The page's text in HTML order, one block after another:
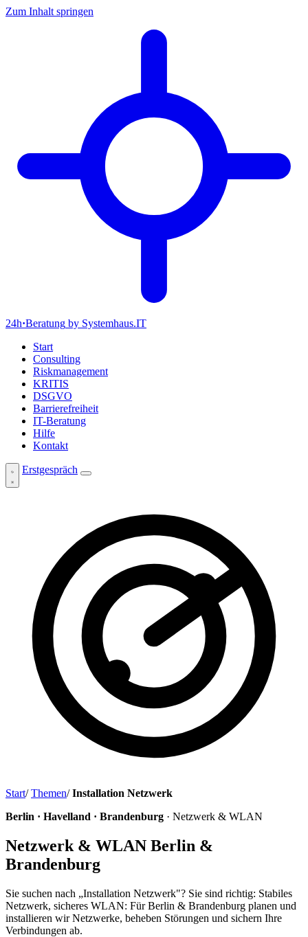
Zum Inhalt springen
24h·Beratung by Systemhaus.IT
Start
Consulting
Riskmanagement
KRITIS
DSGVO
Barrierefreiheit
IT-Beratung
Hilfe
Kontakt
Erstgespräch
Start/ Themen/ Installation Netzwerk
Berlin · Havelland · Brandenburg · Netzwerk & WLAN
Netzwerk & WLAN Berlin &
Brandenburg
Sie suchen nach „Installation Netzwerk"? Sie sind richtig: Stabiles
Netzwerk, sicheres WLAN: Für Berlin & Brandenburg planen und
installieren wir Netzwerke, beheben Störungen und sichern Ihre
Verbindungen ab.